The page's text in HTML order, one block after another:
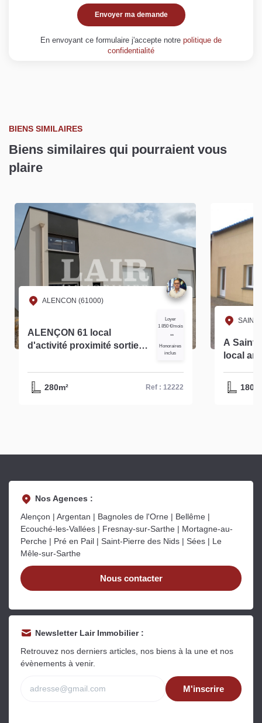
Envoyer ma demande
En envoyant ce formulaire j'accepte notre politique de
confidentialité
BIENS SIMILAIRES
Biens similaires qui pourraient vous
plaire
ALENCON (61000)
ALENÇON 61 local
d'activité proximité sortie
280m² -réf 12222
Loyer
1 850 €/mois
**
Honoraires
inclus
280m² Ref : 12222
SAINT
A Saint Paterne à louer
local
Nos Agences :
Alençon | Argentan | Bagnoles de l'Orne | Bellême |
Ecouché-les-Vallées | Fresnay-sur-Sarthe | Mortagne-au-
Perche | Pré en Pail | Saint-Pierre des Nids | Sées | Le
Mêle-sur-Sarthe
Nous contacter
Newsletter Lair Immobilier :
Retrouvez nos derniers articles, nos biens à la une et nos
évènements à venir.
M'inscrire